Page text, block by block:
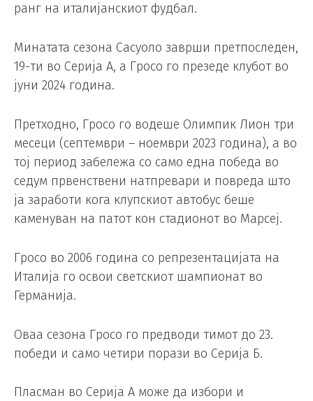
ранг на италијанскиот фудбал.
Минатата сезона Сасуоло заврши претпоследен,
19-ти во Серија А, а Гросо го презеде клубот во
јуни 2024 година.
Претходно, Гросо го водеше Олимпик Лион три
месеци (септември – ноември 2023 година), а во
тој период забележа со само една победа во
седум првенствени натпревари и повреда што
ја заработи кога клупскиот автобус беше
каменуван на патот кон стадионот во Марсеј.
Гросо во 2006 година со репрезентацијата на
Италија го освои светскиот шампионат во
Германија.
Оваа сезона Гросо го предводи тимот до 23.
победи и само четири порази во Серија Б.
Пласман во Серија А може да избори и